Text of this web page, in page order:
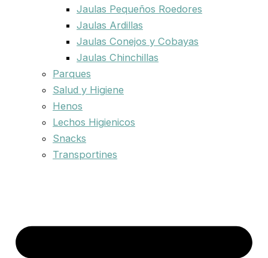
Jaulas Pequeños Roedores
Jaulas Ardillas
Jaulas Conejos y Cobayas
Jaulas Chinchillas
Parques
Salud y Higiene
Henos
Lechos Higienicos
Snacks
Transportines